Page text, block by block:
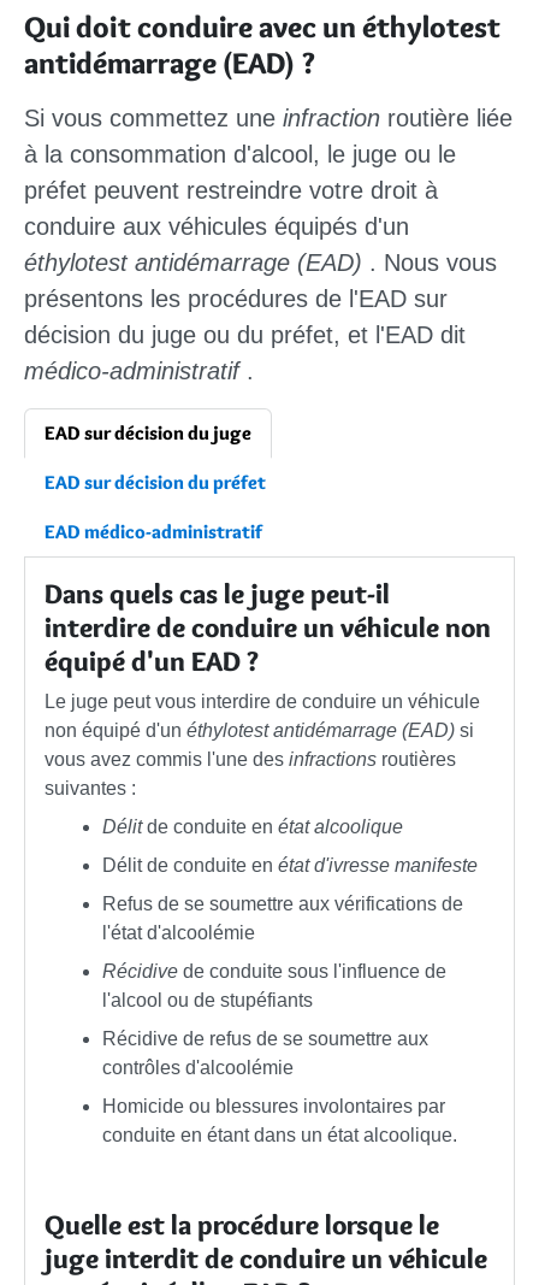
Qui doit conduire avec un éthylotest
antidémarrage (EAD) ?
Si vous commettez une infraction routière liée
à la consommation d'alcool, le juge ou le
préfet peuvent restreindre votre droit à
conduire aux véhicules équipés d'un
éthylotest antidémarrage (EAD) . Nous vous
présentons les procédures de l'EAD sur
décision du juge ou du préfet, et l'EAD dit
médico-administratif .
EAD sur décision du juge
EAD sur décision du préfet
EAD médico-administratif
Dans quels cas le juge peut-il
interdire de conduire un véhicule non
équipé d'un EAD ?
Le juge peut vous interdire de conduire un véhicule
non équipé d'un éthylotest antidémarrage (EAD) si
vous avez commis l'une des infractions routières
suivantes :
Délit de conduite en état alcoolique
Délit de conduite en état d'ivresse manifeste
Refus de se soumettre aux vérifications de
l'état d'alcoolémie
Récidive de conduite sous l'influence de
l'alcool ou de stupéfiants
Récidive de refus de se soumettre aux
contrôles d'alcoolémie
Homicide ou blessures involontaires par
conduite en étant dans un état alcoolique.
Quelle est la procédure lorsque le
juge interdit de conduire un véhicule